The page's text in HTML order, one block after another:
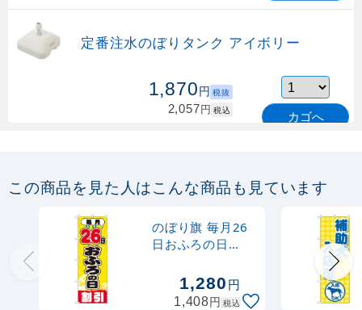
定番注水のぼりタンク アイボリー
1,870円 税抜
2,057円 税込 カゴへ
1.6～3m 伸縮式 緑 (30537GRN)
売り切れ中
購入不可
定番のぼり竿 オリジナルのぼりポール
1.6～3m 伸縮式 水色 (30537SBL)
この商品を見た人はこんな商品も見ています
のぼり旗 毎月26
日おふろの日
1,280円
1,408円 税込